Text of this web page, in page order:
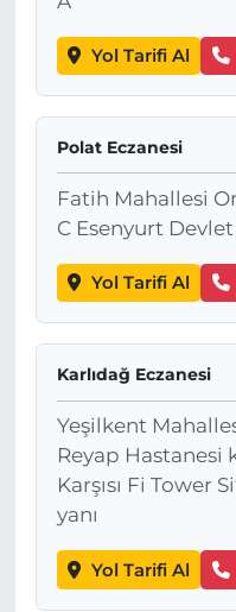
Yol Tarifi Al
Polat Eczanesi
Fatih Mahallesi
C Esenyurt
Yol Tarifi Al
Karlıdağ Eczanesi
Yeşilkent
Reyap Hastanesi
Karşısı Fi Tower
yanı
Yol Tarifi Al